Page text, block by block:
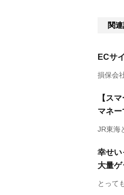
関
ECサ
損保会
【ス
マネ
JR東海
幸せい
大量ゲ
とって